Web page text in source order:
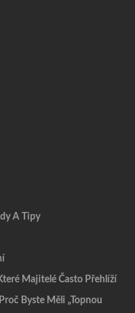
A Tipy
Majitelé Často Přehlíží
Byste Měli „topnou